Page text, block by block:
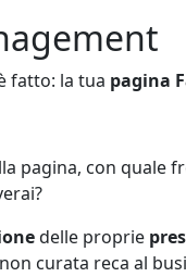
fatto: la tua pagina
pagina, con quale
delle proprie
curata reca al